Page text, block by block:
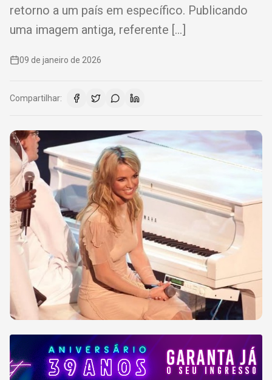
retorno a um país em específico. Publicando
uma imagem antiga, referente […]
09 de janeiro de 2026
Compartilhar: